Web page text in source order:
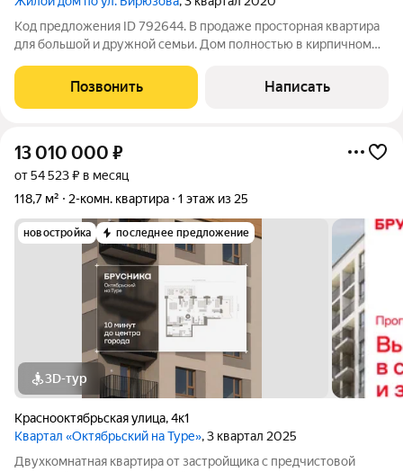
Код предложения ID 792644. В продаже просторная квартира
для большой и дружной семьи. Дом полностью в кирпичном
квартиры, в квартире выполнена черновая отделка (стены под
маяк, стяжка пола),
Позвонить Написать
13 010 000 ₽
от 54 523 ₽ в месяц
118,7 м²
2-комн. квартира 1 этаж из 25
новостройка последнее предложение
3D-тур
Краснооктябрьская улица,4к1
Квартал «Октябрьский на Туре», 3 квартал 2025
Двухкомнатная квартира от застройщика с предчистовой